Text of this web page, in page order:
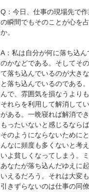
Q：今日、仕事の現場先で
の瞬間でもそのことが心を
か。
A：私は自分が何に落ち込
のかなどである。そしてそ
て落ち込んでいるのが大き
と落ち込んでいるのである
んで、雰囲気を損なうより
それらを利用して解消して
がある。一晩寝れば解消で
もったいないと感じるなら
そのようにならないために
んなに頻度も多くないと考
いよ貧しくなってしまう。
あなたが落ち込んだゆえに
いえるだろう。それは大変
引きずらないのは仕事の同